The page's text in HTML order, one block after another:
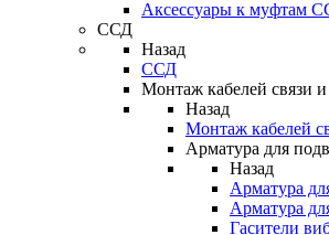
Аксессуары к муфтам
ССД
Назад
ССД
Монтаж кабелей связи и
Назад
Монтаж кабелей
Арматура для
Назад
Арматура
Арматура
Гасители